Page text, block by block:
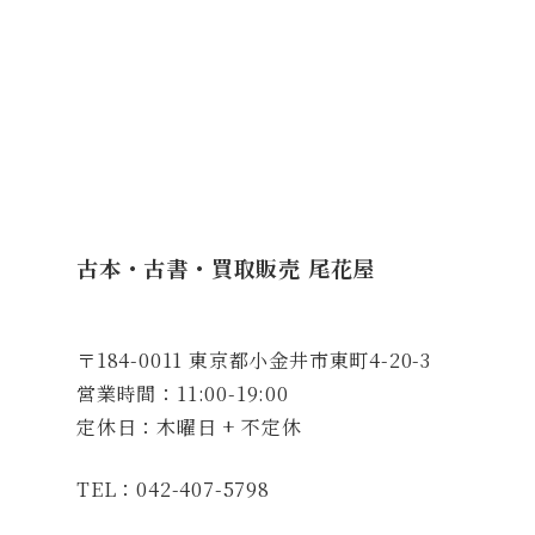
古本・古書・買取販売 尾花屋
〒184-0011 東京都小金井市東町4-20-3
営業時間：11:00-19:00
定休日：木曜日 + 不定休
TEL：042-407-5798